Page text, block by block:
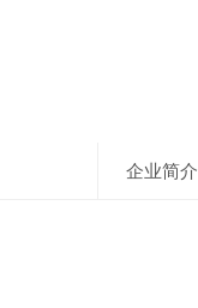
企业简介